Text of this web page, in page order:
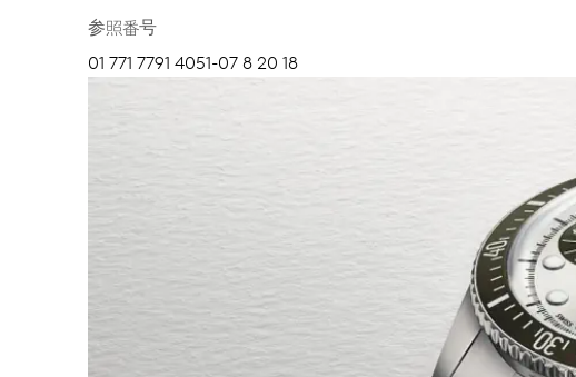
参照番号
01 771 7791 4051-07 8 20 18